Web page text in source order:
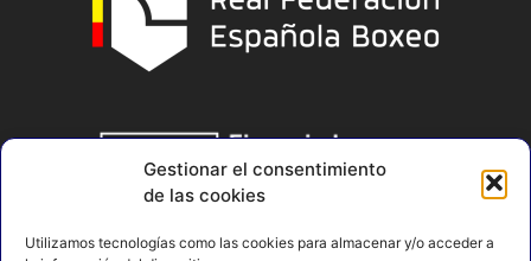
Gestionar el consentimiento
de las cookies
Utilizamos tecnologías como las cookies para almacenar y/o acceder a